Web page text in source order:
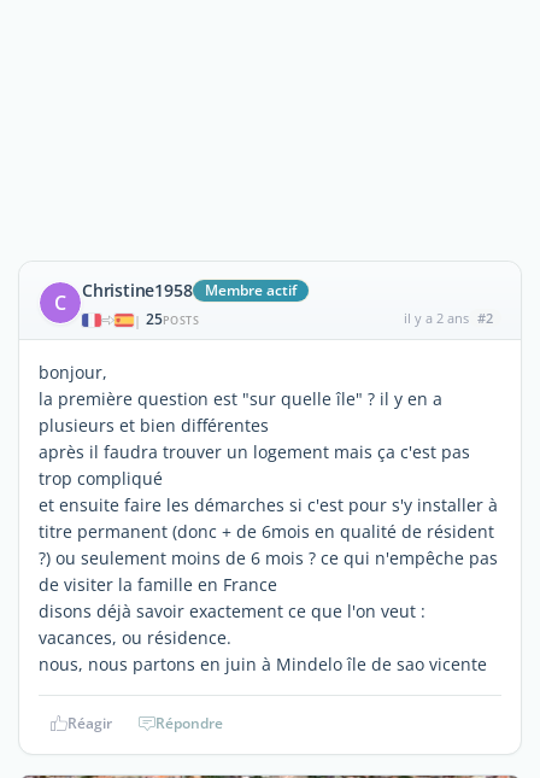
C Christine1958 Membre actif
| 25POSTS il y a 2 ans #2
bonjour,
la première question est "sur quelle île" ? il y en a
plusieurs et bien différentes
après il faudra trouver un logement mais ça c'est pas
trop compliqué
et ensuite faire les démarches si c'est pour s'y installer à
titre permanent (donc + de 6mois en qualité de résident
?) ou seulement moins de 6 mois ? ce qui n'empêche pas
de visiter la famille en France
disons déjà savoir exactement ce que l'on veut :
vacances, ou résidence.
nous, nous partons en juin à Mindelo île de sao vicente
Réagir Répondre